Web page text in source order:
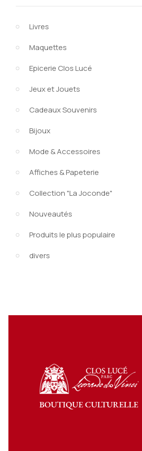
Livres
Maquettes
Epicerie Clos Lucé
Jeux et Jouets
Cadeaux Souvenirs
Bijoux
Mode & Accessoires
Affiches & Papeterie
Collection "La Joconde"
Nouveautés
Produits le plus populaire
divers